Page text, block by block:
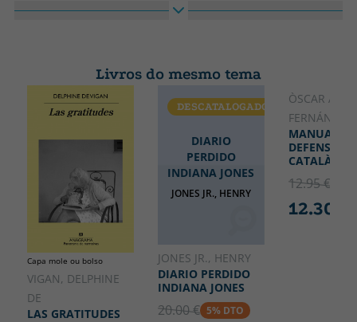
Altura
Livros do mesmo tema
Capa mole ou bolso
VIGAN, DELPHINE
DE
LAS GRATITUDES
DIARIO
PERDIDO
INDIANA JONES
JONES JR., HENRY
DESCATALOGADO
JONES JR., HENRY
DIARIO PERDIDO
INDIANA JONES
20.00 € 5% DTO
CATALÃO
ÒSCAR
FERNÁNDEZ
MANUAL DE
DEFENSA
CATALÀ
12.95 €
12.30 €